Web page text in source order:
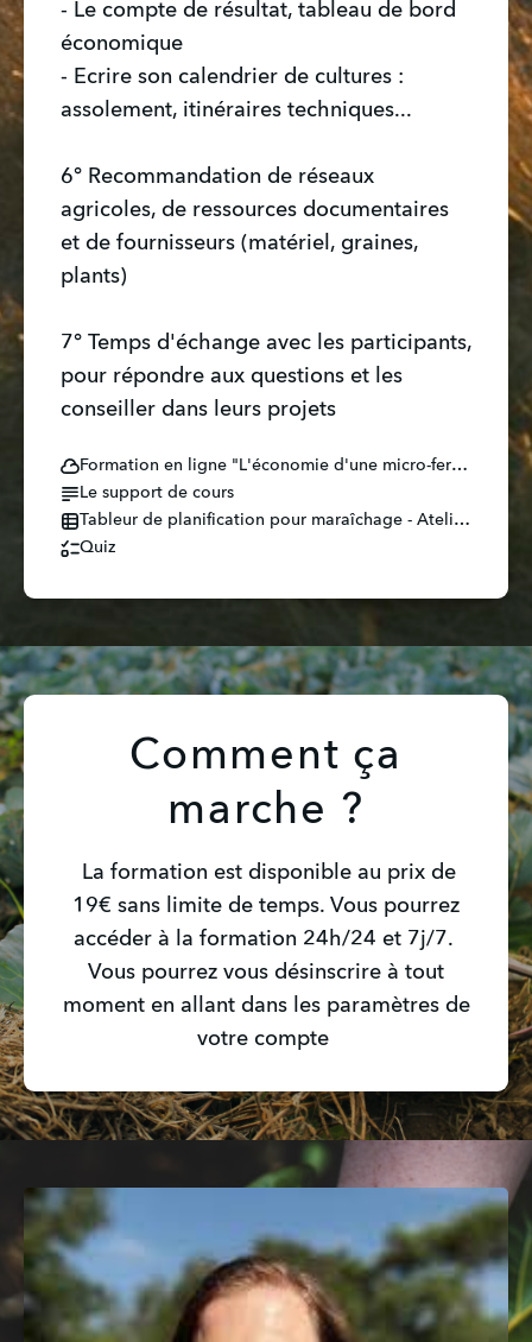
- Le compte de résultat, tableau de bord
économique
- Ecrire son calendrier de cultures :
assolement, itinéraires techniques...
6° Recommandation de réseaux
agricoles, de ressources documentaires
et de fournisseurs (matériel, graines,
plants)
7° Temps d'échange avec les participants,
pour répondre aux questions et les
conseiller dans leurs projets
Formation en ligne "L'économie d'une micro-ferme maraîchère"
Le support de cours
Tableur de planification pour maraîchage - Atelier Fertile.ods
Quiz
Comment ça
marche ?
La formation est disponible au prix de
19€ sans limite de temps. Vous pourrez
accéder à la formation 24h/24 et 7j/7.
Vous pourrez vous désinscrire à tout
moment en allant dans les paramètres de
votre compte